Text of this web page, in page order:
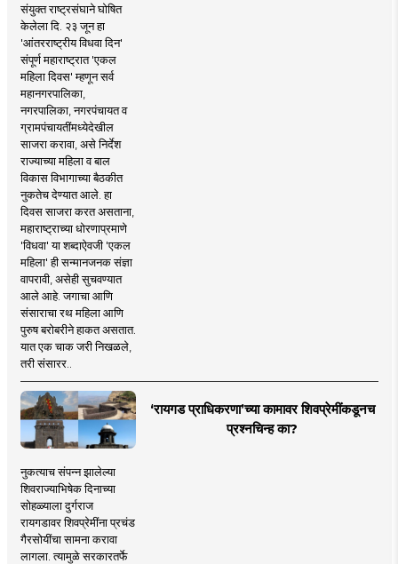
संयुक्त राष्ट्रसंघाने घोषित
केलेला दि. २३ जून हा
'आंतरराष्ट्रीय विधवा दिन'
संपूर्ण महाराष्ट्रात 'एकल
महिला दिवस' म्हणून सर्व
महानगरपालिका,
नगरपालिका, नगरपंचायत व
ग्रामपंचायतींमध्येदेखील
साजरा करावा, असे निर्देश
राज्याच्या महिला व बाल
विकास विभागाच्या बैठकीत
नुकतेच देण्यात आले. हा
दिवस साजरा करत असताना,
महाराष्ट्राच्या धोरणाप्रमाणे
'विधवा' या शब्दाऐवजी 'एकल
महिला' ही सन्मानजनक संज्ञा
वापरावी, असेही सुचवण्यात
आले आहे. जगाचा आणि
संसाराचा रथ महिला आणि
पुरुष बरोबरीने हाकत असतात.
यात एक चाक जरी निखळले,
तरी संसारर..
‘रायगड प्राधिकरणा’च्या कामावर शिवप्रेमींकडूनच
प्रश्नचिन्ह का?
नुकत्याच संपन्न झालेल्या
शिवराज्याभिषेक दिनाच्या
सोहळ्याला दुर्गराज
रायगडावर शिवप्रेमींना प्रचंड
गैरसोयींचा सामना करावा
लागला. त्यामुळे सरकारतर्फे